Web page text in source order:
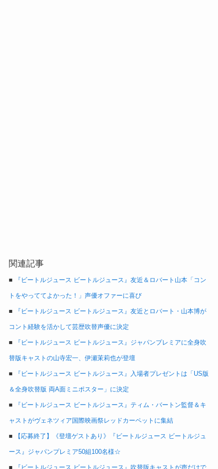
関連記事
■ 『ビートルジュース ビートルジュース』友近＆ロバート山本「コン
トをやっててよかった！」声優オファーに喜び
■ 『ビートルジュース ビートルジュース』友近とロバート・山本博が
コント経験を活かして芸歴吹替声優に決定
■ 『ビートルジュース ビートルジュース』ジャパンプレミアに全身吹
替版キャストの山寺宏一、伊瀬茉莉也が登壇
■ 『ビートルジュース ビートルジュース』入場者プレゼントは「US版
＆全身吹替版 両A面ミニポスター」に決定
■ 『ビートルジュース ビートルジュース』ティム・バートン監督＆キ
ャストがヴェネツィア国際映画祭レッドカーペットに集結
■ 【応募終了】《登壇ゲストあり》『ビートルジュース ビートルジュ
ース』ジャパンプレミア50組100名様☆
■ 『ビートルジュース ビートルジュース』吹替版キャストが声だけで